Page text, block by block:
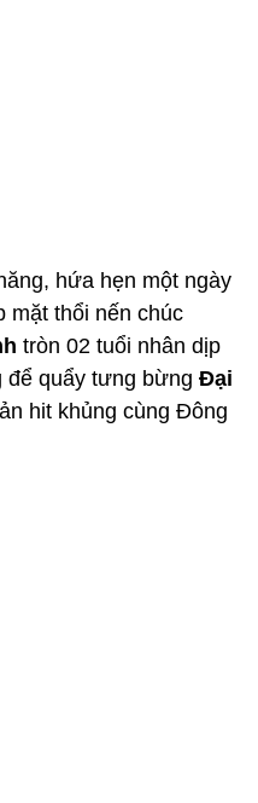
hứa hẹn một ngày
mặt thổi nến chúc
tròn 02 tuổi nhân dịp
để quẩy tưng bừng Đại
hit khủng cùng Đông